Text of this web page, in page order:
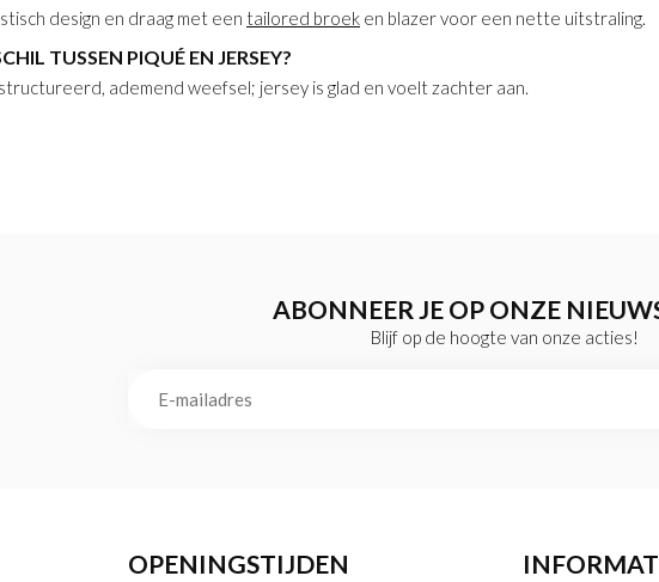
design en draag met een tailored broek en blazer voor een nette uitstraling.
TUSSEN PIQUÉ EN JERSEY?
ademend weefsel; jersey is glad en voelt zachter aan.
ABONNEER JE OP ONZE
Blijf op de hoogte van onze acties!
OPENINGSTIJDEN